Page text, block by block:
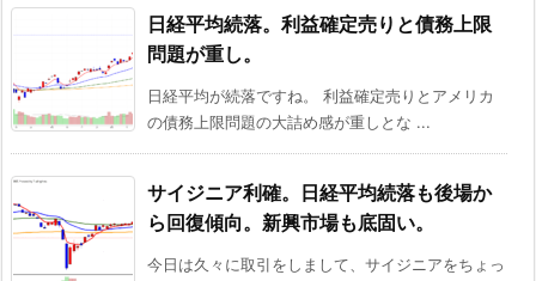
日経平均続落。利益確定売りと債務上限
問題が重し。
日経平均が続落ですね。 利益確定売りとアメリカ
の債務上限問題の大詰め感が重しとな ...
サイジニア利確。日経平均続落も後場か
ら回復傾向。新興市場も底固い。
今日は久々に取引をしまして、サイジニアをちょっ